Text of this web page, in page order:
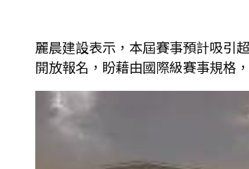
麗晨建設表示，本屆賽事預計吸引
開放報名，盼藉由國際級賽事規格